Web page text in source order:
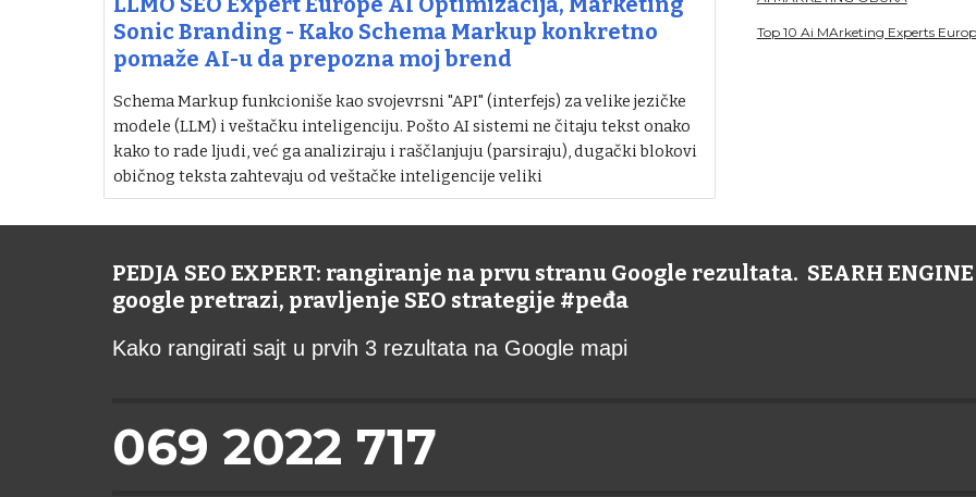
Sonic Branding - Kako Schema Markup konkretno
pomaže AI-u da prepozna moj brend
Schema Markup funkcioniše kao svojevrsni "API" (interfejs) za velike jezičke
modele (LLM) i veštačku inteligenciju. Pošto AI sistemi ne čitaju tekst onako
kako to rade ljudi, već ga analiziraju i raščlanjuju (parsiraju), dugački blokovi
običnog teksta zahtevaju od veštačke inteligencije veliki
Top 10 Ai MArketing Experts
PEDJA SEO EXPERT: rangiranje na prvu stranu Google rezultata. SEARH
google pretrazi, pravljenje SEO strategije #peđa
Kako rangirati sajt u prvih 3 rezultata na Google mapi
069 2022 717